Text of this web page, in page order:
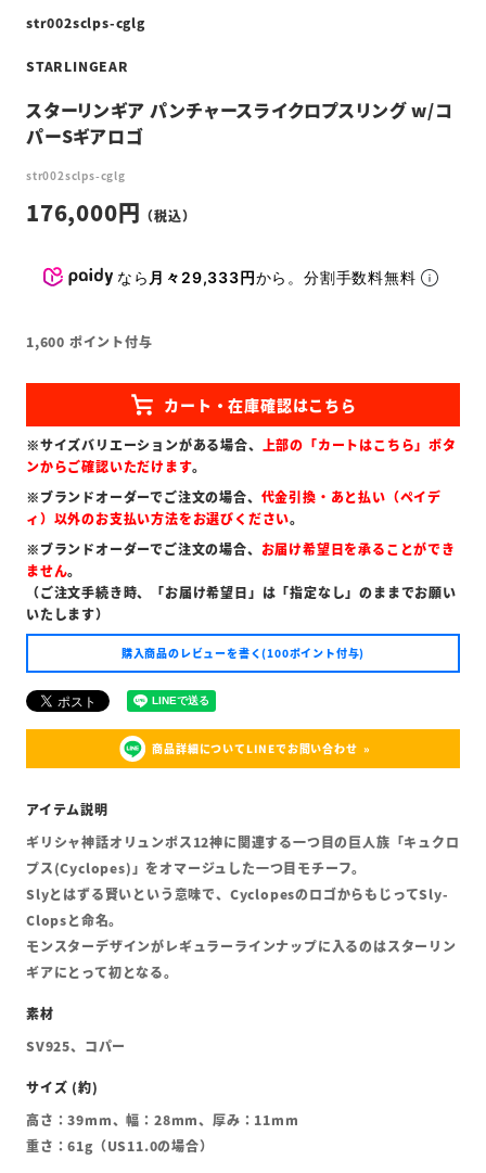
str002sclps-cglg
STARLINGEAR
スターリンギア パンチャースライクロプスリング w/コ
パーSギアロゴ
str002sclps-cglg
176,000
なら 月々29,333円から。分割手数料無料
1,600 ポイント付与
※サイズバリエーションがある場合、 上部の「カートはこちら」ボタ
ンからご確認いただけます。
※ブランドオーダーでご注文の場合、 代金引換・あと払い（ペイデ
ィ）以外のお支払い方法をお選びください。
※ブランドオーダーでご注文の場合、 お届け希望日を承ることができ
ません。
（ご注文手続き時、「お届け希望日」は「指定なし」のままでお願い
いたします）
購入商品のレビューを書く(100ポイント付与)
商品詳細についてLINEでお問い合わせ
ギリシャ神話オリュンポス12神に関連する一つ目の巨人族「キュクロ
プス(Cyclopes)」をオマージュした一つ目モチーフ。
Slyとはずる賢いという意味で、CyclopesのロゴからもじってSly-
Clopsと命名。
モンスターデザインがレギュラーラインナップに入るのはスターリン
ギアにとって初となる。
SV925、コパー
高さ：39mm、幅：28mm、厚み：11mm
重さ：61g（US11.0の場合）